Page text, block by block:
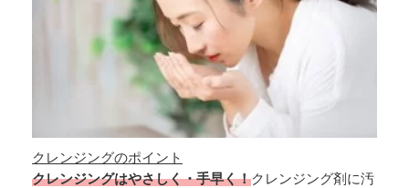
クレンジングのポイント
クレンジングはやさしく・手早く！クレンジング剤に汚